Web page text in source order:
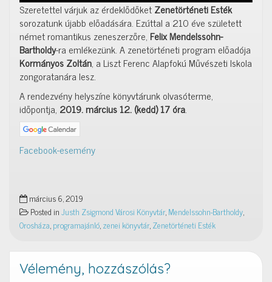
Szeretettel várjuk az érdeklődőketZenetörténeti Esték
sorozatunk újabb előadására. Ezúttal a 210 éve született
német romantikus zeneszerzőre, Felix Mendelssohn-
Bartholdy-ra emlékezünk. A zenetörténeti program előadója
Kormányos Zoltán, a Liszt Ferenc Alapfokú Művészeti Iskola
zongoratanára lesz.
A rendezvény helyszíne könyvtárunk olvasóterme,
időpontja, 2019. március 12. (kedd) 17 óra.
Facebook-esemény
március 6, 2019
Posted inJusth Zsigmond Városi Könyvtár,Mendelssohn-Bartholdy,
Orosháza,programajánló,zenei könyvtár,Zenetörténeti Esték
Vélemény, hozzászólás?